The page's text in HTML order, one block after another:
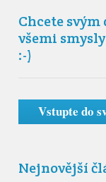
Chcete
všemi
:-)
Vstupte do
Nejnovější